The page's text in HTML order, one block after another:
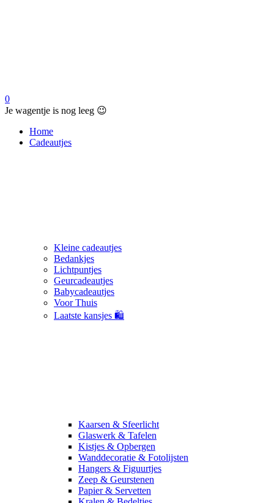
0
Je wagentje is nog leeg 😉
Home
Cadeautjes
Kleine cadeautjes
Bedankjes
Lichtpuntjes
Geurcadeautjes
Babycadeautjes
Voor Thuis
Laatste kansjes 🛍️
Kaarsen & Sfeerlicht
Glaswerk & Tafelen
Kistjes & Opbergen
Wanddecoratie & Fotolijsten
Hangers & Figuurtjes
Zeep & Geurstenen
Papier & Servetten